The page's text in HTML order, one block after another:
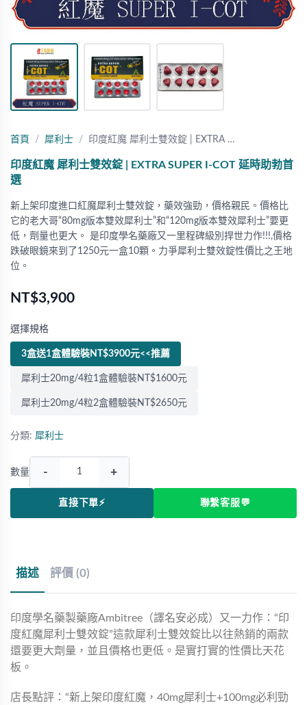
首頁 犀利士 印度紅魔 犀利士雙效錠 | EXTRA …
印度紅魔 犀利士雙效錠 | EXTRA SUPER I-COT 延時助勃首
選
新上架印度進口紅魔犀利士雙效錠，藥效強勁，價格親民。價格比
它的老大哥“80mg版本雙效犀利士”和“120mg版本雙效犀利士”要更
低，劑量也更大。 是印度學名藥廠又一里程碑級別捍世力作!!!,價格
跌破眼鏡來到了1250元一盒10顆。力爭犀利士雙效錠性價比之王地
位。
NT$3,900
選擇規格
3盒送1盒體驗裝NT$3900元<<推薦
犀利士20mg/4粒1盒體驗裝NT$1600元
犀利士20mg/4粒2盒體驗裝NT$2650元
分類: 犀利士
數量 - +
直接下單⚡ 聯繫客服💬
描述 評價 (0)
印度學名藥製藥廠Ambitree（譯名安必成）又一力作：“印
度紅魔犀利士雙效錠”這款犀利士雙效錠比以往熱銷的兩款
還要更大劑量，並且價格也更低。是實打實的性價比天花
板。
店長點評：“新上架印度紅魔，40mg犀利士+100mg必利勁